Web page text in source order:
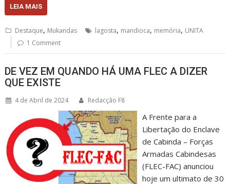
LEIA MAIS
Destaque, Mukandas lagosta, mandioca, memória, UNITA
1 Comment
DE VEZ EM QUANDO HÁ UMA FLEC A DIZER
QUE EXISTE
4 de Abril de 2024 Redacção F8
A Frente para a
Libertação do Enclave
de Cabinda – Forças
Armadas Cabindesas
(FLEC-FAC) anunciou
hoje um ultimato de 30